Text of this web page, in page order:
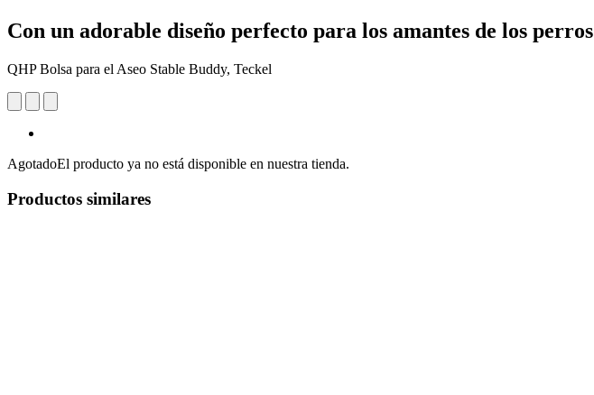
Con un adorable diseño perfecto para los amantes de los perros
QHP Bolsa para el Aseo Stable Buddy, Teckel
AgotadoEl producto ya no está disponible en nuestra tienda.
Productos similares